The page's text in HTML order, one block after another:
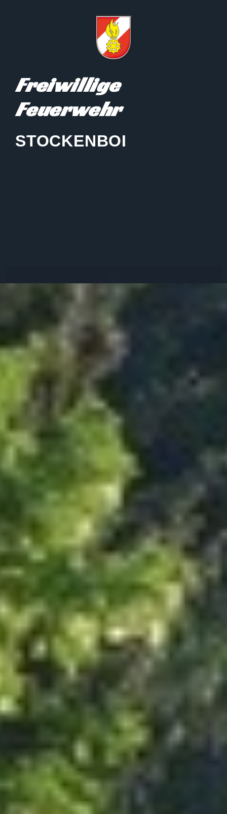
Freiwillige
Feuerwehr
STOCKENBOI
Datenschutzerklärung